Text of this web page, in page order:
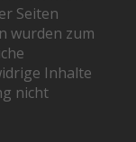
Seiten
wurden zum
Inhalte
nicht